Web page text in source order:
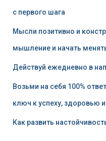
с первого шага
Мысли позитивно и
мышление и начать
Действуй ежедневно в
Возьми на себя 100%
ключ к успеху, здоровью
Как развить